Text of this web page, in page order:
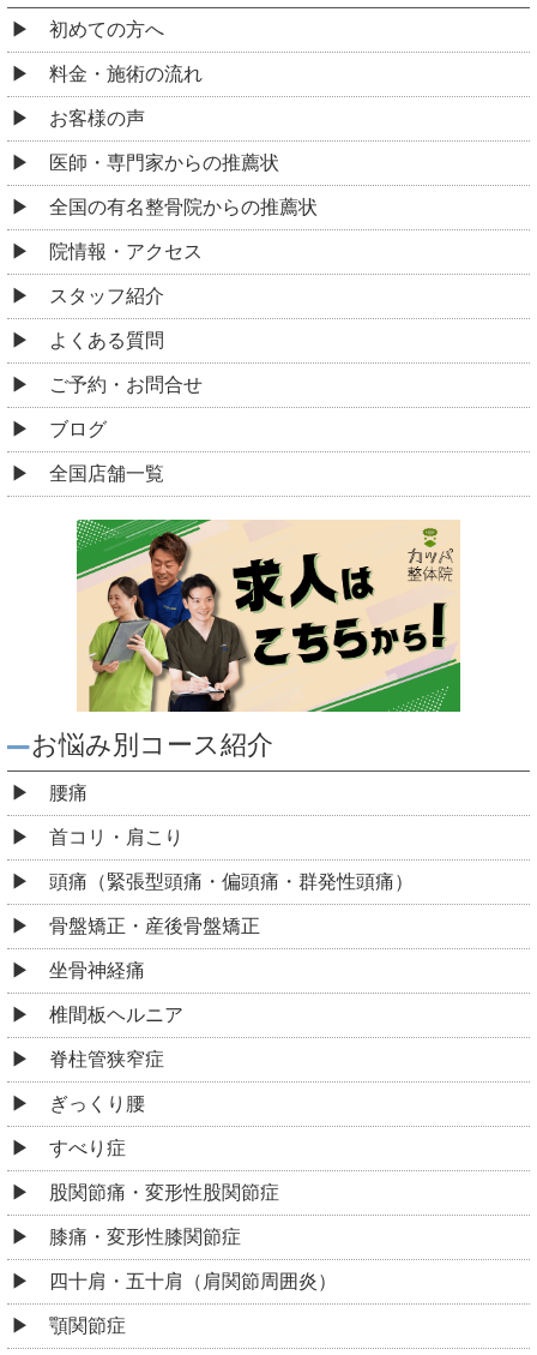
初めての方へ
料金・施術の流れ
お客様の声
医師・専門家からの推薦状
全国の有名整骨院からの推薦状
院情報・アクセス
スタッフ紹介
よくある質問
ご予約・お問合せ
ブログ
全国店舗一覧
お悩み別コース紹介
腰痛
首コリ・肩こり
頭痛（緊張型頭痛・偏頭痛・群発性頭痛）
骨盤矯正・産後骨盤矯正
坐骨神経痛
椎間板ヘルニア
脊柱管狭窄症
ぎっくり腰
すべり症
股関節痛・変形性股関節症
膝痛・変形性膝関節症
四十肩・五十肩（肩関節周囲炎）
顎関節症